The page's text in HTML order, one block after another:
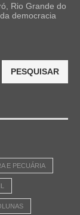
Rio Grande do
democracia
PESQUISAR
E PECUÁRIA